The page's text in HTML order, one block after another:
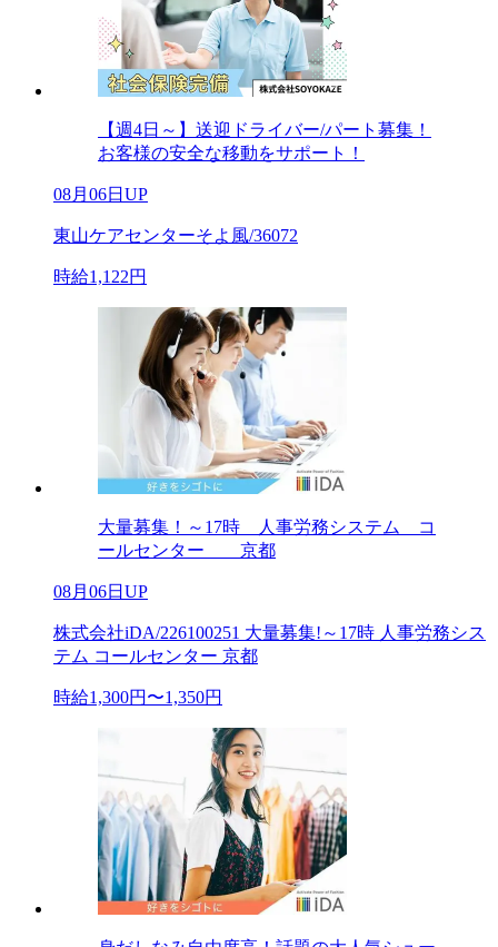
【週4日～】送迎ドライバー/パート募集！
お客様の安全な移動をサポート！
08月06日UP
東山ケアセンターそよ風/36072
時給1,122円
大量募集！～17時 人事労務システム コ
ールセンター 京都
08月06日UP
株式会社iDA/226100251 大量募集!～17時 人事労務シス
テム コールセンター 京都
時給1,300円〜1,350円